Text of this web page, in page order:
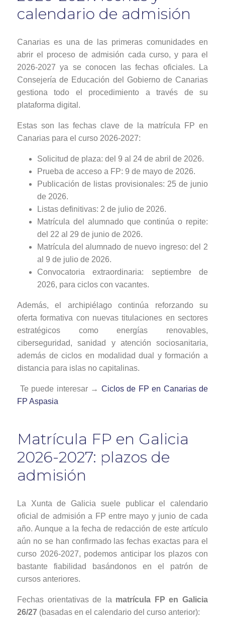
calendario de admisión
Canarias es una de las primeras comunidades en
abrir el proceso de admisión cada curso, y para el
2026-2027 ya se conocen las fechas oficiales. La
Consejería de Educación del Gobierno de Canarias
gestiona todo el procedimiento a través de su
plataforma digital.
Estas son las fechas clave de la matrícula FP en
Canarias para el curso 2026-2027:
Solicitud de plaza: del 9 al 24 de abril de 2026.
Prueba de acceso a FP: 9 de mayo de 2026.
Publicación de listas provisionales: 25 de junio
de 2026.
Listas definitivas: 2 de julio de 2026.
Matrícula del alumnado que continúa o repite:
del 22 al 29 de junio de 2026.
Matrícula del alumnado de nuevo ingreso: del 2
al 9 de julio de 2026.
Convocatoria extraordinaria: septiembre de
2026, para ciclos con vacantes.
Además, el archipiélago continúa reforzando su
oferta formativa con nuevas titulaciones en sectores
estratégicos como energías renovables,
ciberseguridad, sanidad y atención sociosanitaria,
además de ciclos en modalidad dual y formación a
distancia para islas no capitalinas.
Te puede interesar → Ciclos de FP en Canarias de
FP Aspasia
Matrícula FP en Galicia
2026-2027: plazos de
admisión
La Xunta de Galicia suele publicar el calendario
oficial de admisión a FP entre mayo y junio de cada
año. Aunque a la fecha de redacción de este artículo
aún no se han confirmado las fechas exactas para el
curso 2026-2027, podemos anticipar los plazos con
bastante fiabilidad basándonos en el patrón de
cursos anteriores.
Fechas orientativas de la matrícula FP en Galicia
26/27 (basadas en el calendario del curso anterior):